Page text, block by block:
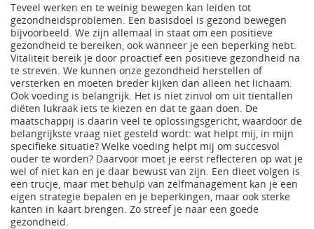
Teveel werken en te weinig bewegen kan leiden tot
gezondheidsproblemen. Een basisdoel is gezond bewegen
bijvoorbeeld. We zijn allemaal in staat om een positieve
gezondheid te bereiken, ook wanneer je een beperking hebt.
Vitaliteit bereik je door proactief een positieve gezondheid na
te streven. We kunnen onze gezondheid herstellen of
versterken en moeten breder kijken dan alleen het lichaam.
Ook voeding is belangrijk. Het is niet zinvol om uit tientallen
diëten lukraak iets te kiezen en dat te gaan doen. De
maatschappij is daarin veel te oplossingsgericht, waardoor de
belangrijkste vraag niet gesteld wordt: wat helpt mij, in mijn
specifieke situatie? Welke voeding helpt mij om succesvol
ouder te worden? Daarvoor moet je eerst reflecteren op wat je
wel of niet kan en je daar bewust van zijn. Een dieet volgen is
een trucje, maar met behulp van zelfmanagement kan je een
eigen strategie bepalen en je beperkingen, maar ook sterke
kanten in kaart brengen. Zo streef je naar een goede
gezondheid.